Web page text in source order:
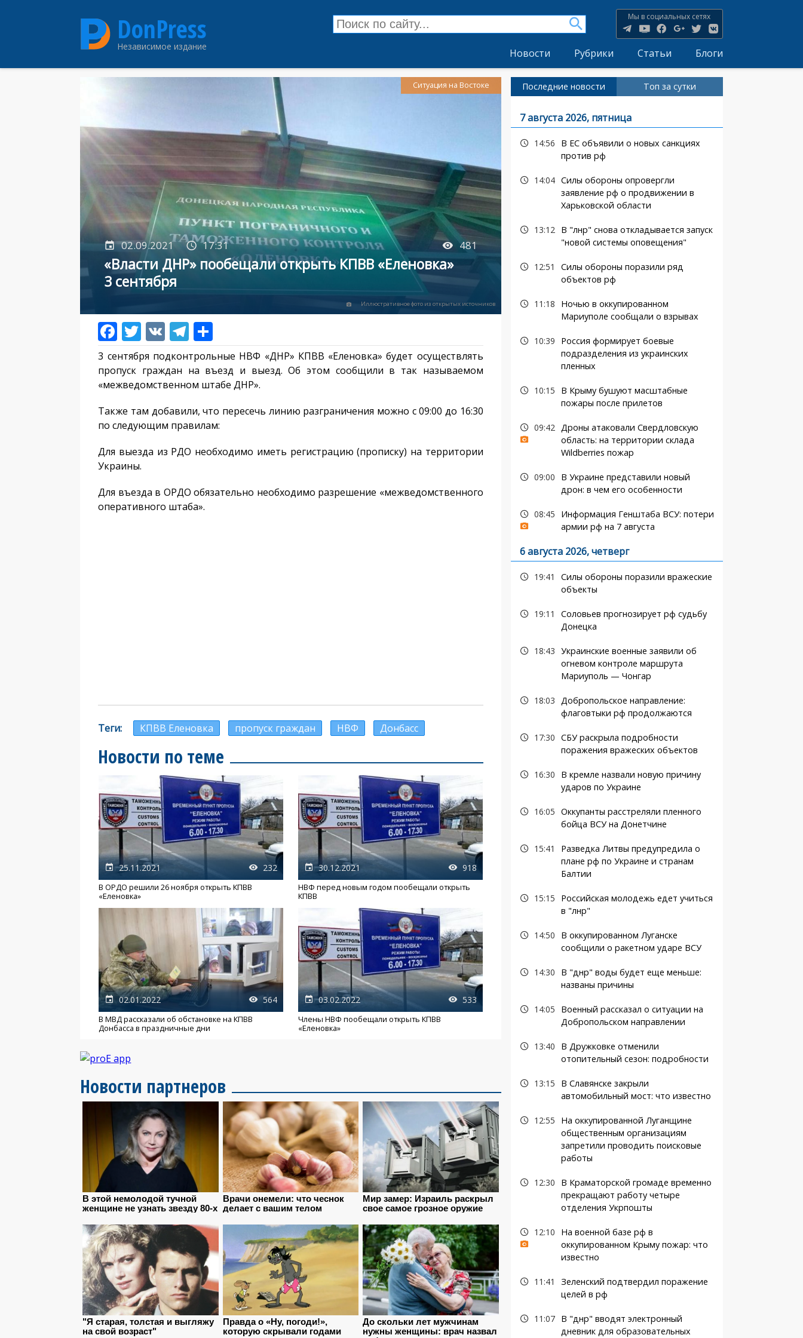
DonPress
Независимое издание
Мы в социальных сетях
Новости Рубрики Статьи Блоги
02.09.2021 17:31 481
«Власти ДНР» пообещали открыть КПВВ «Еленовка»
3 сентября
Иллюстративное фото из открытых источников
Ситуация на Востоке
3 сентября подконтрольные НВФ «ДНР» КПВВ «Еленовка» будет осуществлять
пропуск граждан на въезд и выезд. Об этом сообщили в так называемом
«межведомственном штабе ДНР».
Также там добавили, что пересечь линию разграничения можно с 09:00 до 16:30
по следующим правилам:
Для выезда из РДО необходимо иметь регистрацию (прописку) на территории
Украины.
Для въезда в ОРДО обязательно необходимо разрешение «межведомственного
оперативного штаба».
Теги КПВВ Еленовка пропуск граждан НВФ Донбасс
Новости по теме
25.11.2021 232
В ОРДО решили 26 ноября открыть КПВВ
«Еленовка»
30.12.2021 918
НВФ перед новым годом пообещали открыть
КПВВ
02.01.2022 564
В МВД рассказали об обстановке на КПВВ
Донбасса в праздничные дни
03.02.2022 533
Члены НВФ пообещали открыть КПВВ
«Еленовка»
Новости партнеров
Последние новости Топ за сутки
7 августа 2026, пятница
14:56
В ЕС объявили о новых санкциях
против рф
14:04 Силы обороны опровергли
заявление рф о продвижении в
Харьковской области
13:12
В "лнр" снова откладывается запуск
"новой системы оповещения"
12:51
Силы обороны поразили ряд
объектов рф
11:18
Ночью в оккупированном
Мариуполе сообщали о взрывах
10:39
Россия формирует боевые
подразделения из украинских
пленных
10:15
В Крыму бушуют масштабные
пожары после прилетов
09:42 Дроны атаковали Свердловскую
область: на территории склада
Wildberries пожар
09:00
В Украине представили новый
дрон: в чем его особенности
08:45
Информация Генштаба ВСУ: потери
армии рф на 7 августа
6 августа 2026, четверг
19:41
Силы обороны поразили вражеские
объекты
19:11
Соловьев прогнозирует рф судьбу
Донецка
18:43 Украинские военные заявили об
огневом контроле маршрута
Мариуполь — Чонгар
18:03 Добропольское направление:
флаговтыки рф продолжаются
17:30 СБУ раскрыла подробности
поражения вражеских объектов
16:30
В кремле назвали новую причину
ударов по Украине
16:05 Оккупанты расстреляли пленного
бойца ВСУ на Донетчине
15:41
Разведка Литвы предупредила о
плане рф по Украине и странам
Балтии
15:15
Российская молодежь едет учиться
в "лнр"
14:50
В оккупированном Луганске
сообщили о ракетном ударе ВСУ
14:30
В "днр" воды будет еще меньше:
названы причины
14:05
Военный рассказал о ситуации на
Добропольском направлении
13:40
В Дружковке отменили
отопительный сезон: подробности
13:15
В Славянске закрыли
автомобильный мост: что известно
12:55
На оккупированной Луганщине
общественным организациям
запретили проводить поисковые
работы
12:30
В Краматорской громаде временно
прекращают работу четыре
отделения Укрпошты
12:10
На военной базе рф в
оккупированном Крыму пожар: что
известно
11:41
Зеленский подтвердил поражение
целей в рф
11:07
В "днр" вводят электронный
дневник для образовательных